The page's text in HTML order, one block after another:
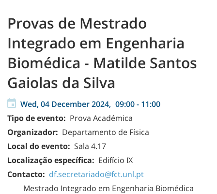
Provas de Mestrado
Integrado em Engenharia
Biomédica - Matilde Santos
Gaiolas da Silva
Wed, 04 December 2024, 09:00- 11:00
Tipo de evento: Prova Académica
Organizador: Departamento de Física
Local do evento: Sala 4.17
Localização específica: Edifício IX
Contacto: df.secretariado@fct.unl.pt
Mestrado Integrado em Engenharia Biomédica